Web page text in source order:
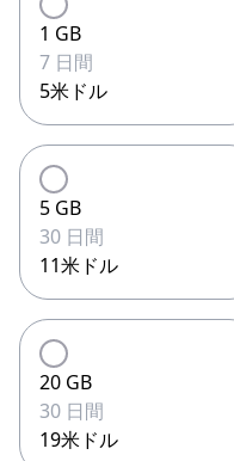
1 GB
7 日間
5米ドル
5 GB
30 日間
11米ドル
20 GB
30 日間
19米ドル